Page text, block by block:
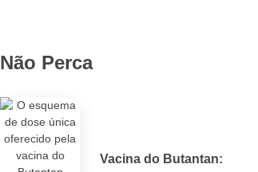
Não Perca
Vacina do Butantan: